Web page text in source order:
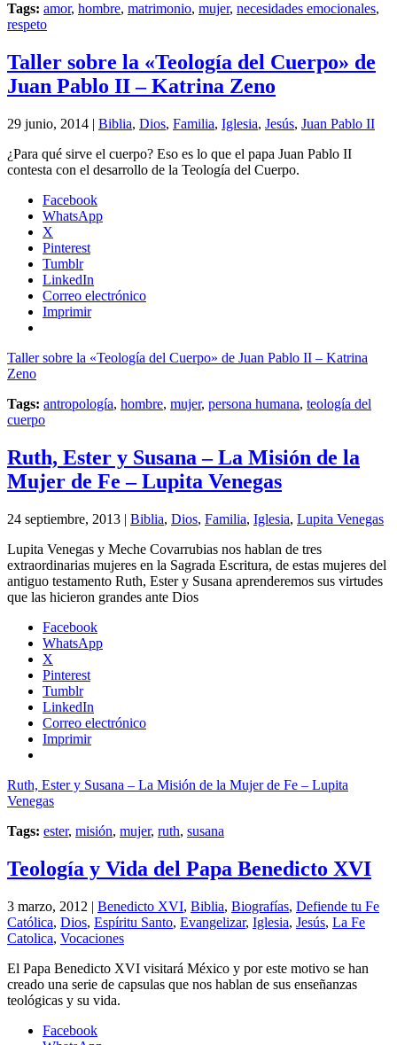
Tags: amor, hombre, matrimonio, mujer, necesidades emocionales,
respeto
Taller sobre la «Teología del Cuerpo» de
Juan Pablo II – Katrina Zeno
29 junio, 2014 | Biblia, Dios, Familia, Iglesia, Jesús, Juan Pablo II
¿Para qué sirve el cuerpo? Eso es lo que el papa Juan Pablo II
contesta con el desarrollo de la Teología del Cuerpo.
Facebook
WhatsApp
X
Pinterest
Tumblr
LinkedIn
Correo electrónico
Imprimir
Taller sobre la «Teología del Cuerpo» de Juan Pablo II – Katrina
Zeno
Tags: antropología, hombre, mujer, persona humana, teología del
cuerpo
Ruth, Ester y Susana – La Misión de la
Mujer de Fe – Lupita Venegas
24 septiembre, 2013 | Biblia, Dios, Familia, Iglesia, Lupita Venegas
Lupita Venegas y Meche Covarrubias nos hablan de tres
extraordinarias mujeres en la Sagrada Escritura, de estas mujeres del
antiguo testamento Ruth, Ester y Susana aprenderemos sus virtudes
que las hicieron grandes ante Dios
Facebook
WhatsApp
X
Pinterest
Tumblr
LinkedIn
Correo electrónico
Imprimir
Ruth, Ester y Susana – La Misión de la Mujer de Fe – Lupita
Venegas
Tags: ester, misión, mujer, ruth, susana
Teología y Vida del Papa Benedicto XVI
3 marzo, 2012 | Benedicto XVI, Biblia, Biografías, Defiende tu Fe
Católica, Dios, Espíritu Santo, Evangelizar, Iglesia, Jesús, La Fe
Catolica, Vocaciones
El Papa Benedicto XVI visitará México y por este motivo se han
creado una serie de capsulas que nos hablan de sus enseñanzas
teológicas y su vida.
Facebook